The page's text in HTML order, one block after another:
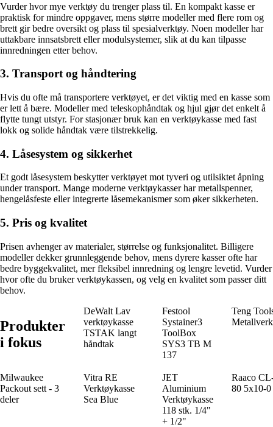
Vurder hvor mye verktøy du trenger plass til. En kompakt kasse er
praktisk for mindre oppgaver, mens større modeller med flere rom og
brett gir bedre oversikt og plass til spesialverktøy. Noen modeller har
uttakbare innsatsbrett eller modulsystemer, slik at du kan tilpasse
innredningen etter behov.
3. Transport og håndtering
Hvis du ofte må transportere verktøyet, er det viktig med en kasse som
er lett å bære. Modeller med teleskophåndtak og hjul gjør det enkelt å
flytte tungt utstyr. For stasjonær bruk kan en verktøykasse med fast
lokk og solide håndtak være tilstrekkelig.
4. Låsesystem og sikkerhet
Et godt låsesystem beskytter verktøyet mot tyveri og utilsiktet åpning
under transport. Mange moderne verktøykasser har metallspenner,
hengelåsfeste eller integrerte låsemekanismer som øker sikkerheten.
5. Pris og kvalitet
Prisen avhenger av materialer, størrelse og funksjonalitet. Billigere
modeller dekker grunnleggende behov, mens dyrere kasser ofte har
bedre byggekvalitet, mer fleksibel innredning og lengre levetid. Vurder
hvor ofte du bruker verktøykassen, og velg en kvalitet som passer ditt
behov.
Produkter
i fokus
DeWalt Lav
verktøykasse
TSTAK langt
håndtak
Festool
Systainer3
ToolBox
SYS3 TB M
137
Teng
Milwaukee
Packout sett - 3
deler
Vitra RE
Verktøykasse
Sea Blue
JET
Aluminium
Verktøykasse
118 stk. 1/4"
+ 1/2"
Raaco
80 5x10-